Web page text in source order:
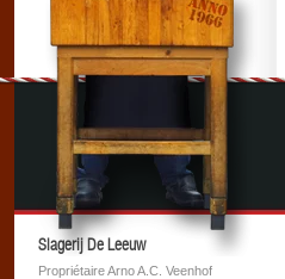
Slagerij De Leeuw
Propriétaire Arno A.C. Veenhof